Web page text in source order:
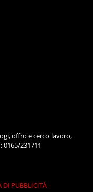
offro e cerco lavoro,
231711
DI PUBBLICITÀ